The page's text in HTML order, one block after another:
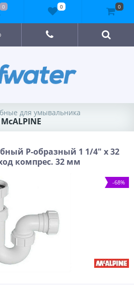
для умывальника
McALPINE
Р-образный 1 1/4" х 32
компрес. 32 мм
-68%
0 0 0